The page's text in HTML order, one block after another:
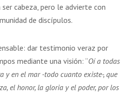
cabeza, pero le advierte con
de discípulos.
dar testimonio veraz por
mediante una visión: “Oí a todas
y en el mar -todo cuanto existe-, que
el honor, la gloria y el poder, por los